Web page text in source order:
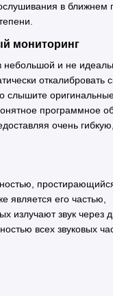
в ближнем
мониторинг
небольшой и не
откалибровать
слышите
программное
очень гибкую,
является его частью,
излучают звук через
всех звуковых